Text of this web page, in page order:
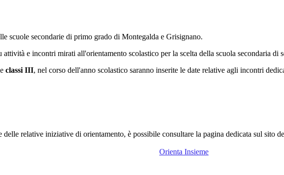
scuole secondarie di primo grado di Montegalda e Grisignano.
e incontri mirati all'orientamento scolastico per la scelta della scuola secondaria di
classi III, nel corso dell'anno scolastico saranno inserite le date relative agli incontri
relative iniziative di orientamento, è possibile consultare la pagina dedicata sul sito
Orienta Insieme